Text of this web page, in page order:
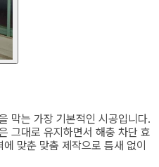
막는 가장 기본적인 시공입니다.
그대로 유지하면서 해충 차단 효
맞춘 맞춤 제작으로 틈새 없이